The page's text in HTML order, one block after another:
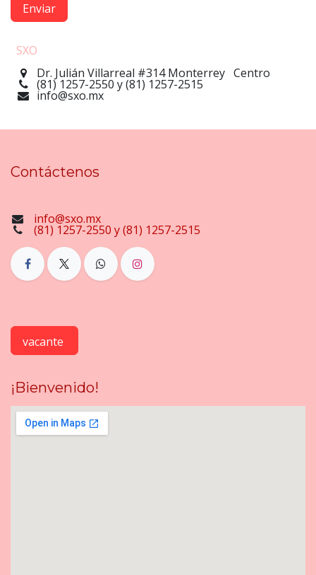
Enviar
SXO
Dr. Julián Villarreal #314 Monterrey Centro
(81) 1257-2550 y (81) 1257-2515
info@sxo.mx
Contáctenos
info@sxo.mx
(81) 1257-2550 y (81) 1257-2515
vacante
¡Bienvenido!